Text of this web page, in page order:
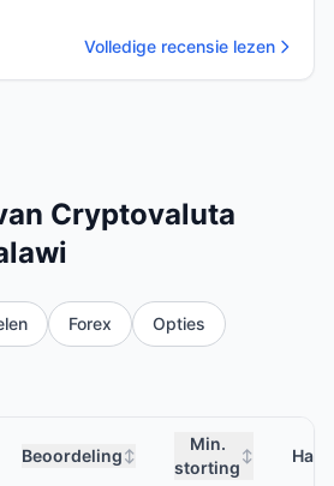
Volledige recensie lezen
Cryptovaluta
Forex Opties
Beoordeling ↕
Min.
storting
↕